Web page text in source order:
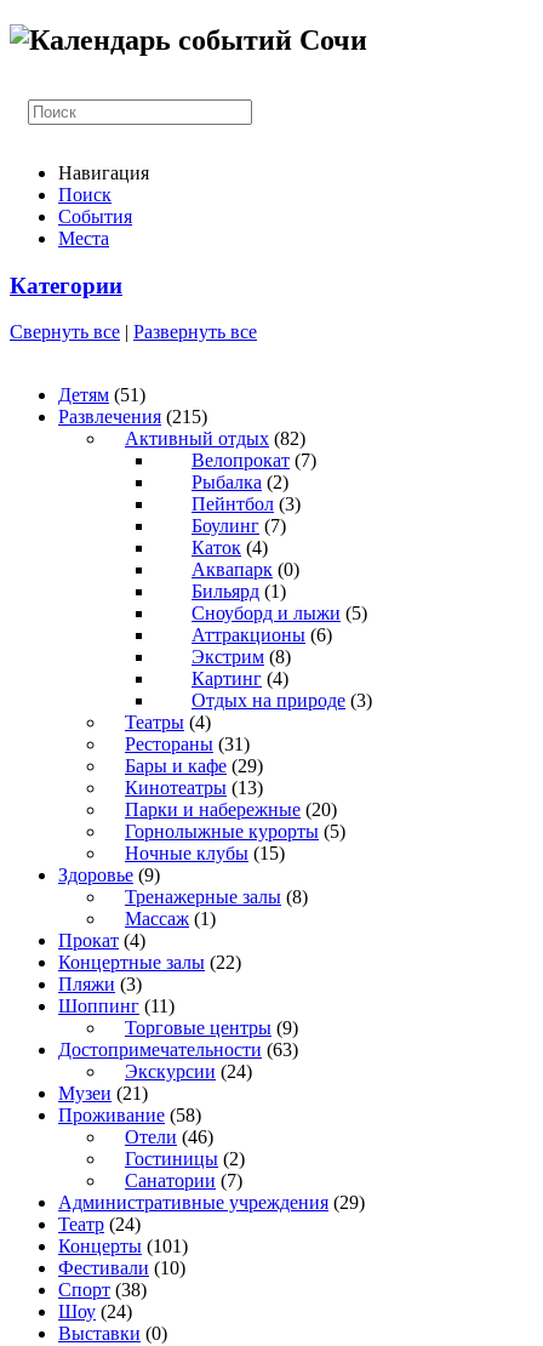
Навигация
Поиск
События
Места
Категории
Свернуть все | Развернуть все
Детям (51)
Развлечения (215)
Активный отдых (82)
Велопрокат (7)
Рыбалка (2)
Пейнтбол (3)
Боулинг (7)
Каток (4)
Аквапарк (0)
Бильярд (1)
Сноуборд и лыжи (5)
Аттракционы (6)
Экстрим (8)
Картинг (4)
Отдых на природе (3)
Театры (4)
Рестораны (31)
Бары и кафе (29)
Кинотеатры (13)
Парки и набережные (20)
Горнолыжные курорты (5)
Ночные клубы (15)
Здоровье (9)
Тренажерные залы (8)
Массаж (1)
Прокат (4)
Концертные залы (22)
Пляжи (3)
Шоппинг (11)
Торговые центры (9)
Достопримечательности (63)
Экскурсии (24)
Музеи (21)
Проживание (58)
Отели (46)
Гостиницы (2)
Санатории (7)
Административные учреждения (29)
Театр (24)
Концерты (101)
Фестивали (10)
Спорт (38)
Шоу (24)
Выставки (0)